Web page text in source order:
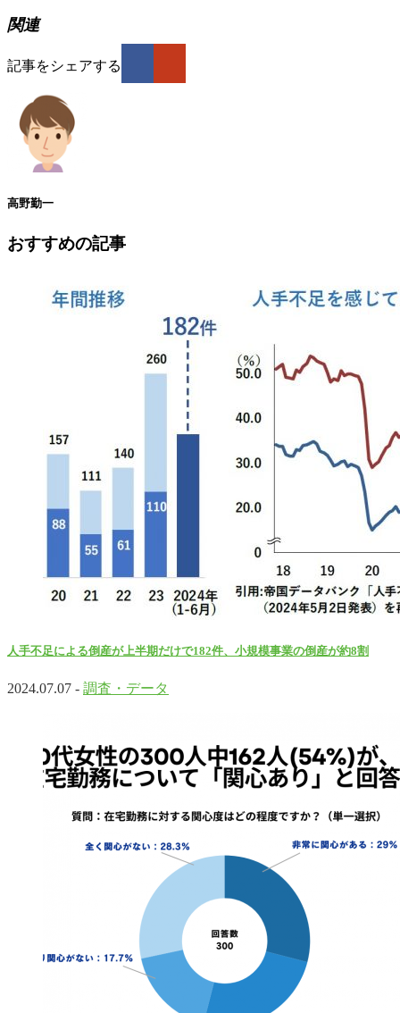
関連
記事をシェアする
高野勤一
おすすめの記事
人手不足による倒産が上半期だけで182件、小規模事業の倒産が約8割
2024.07.07 - 調査・データ